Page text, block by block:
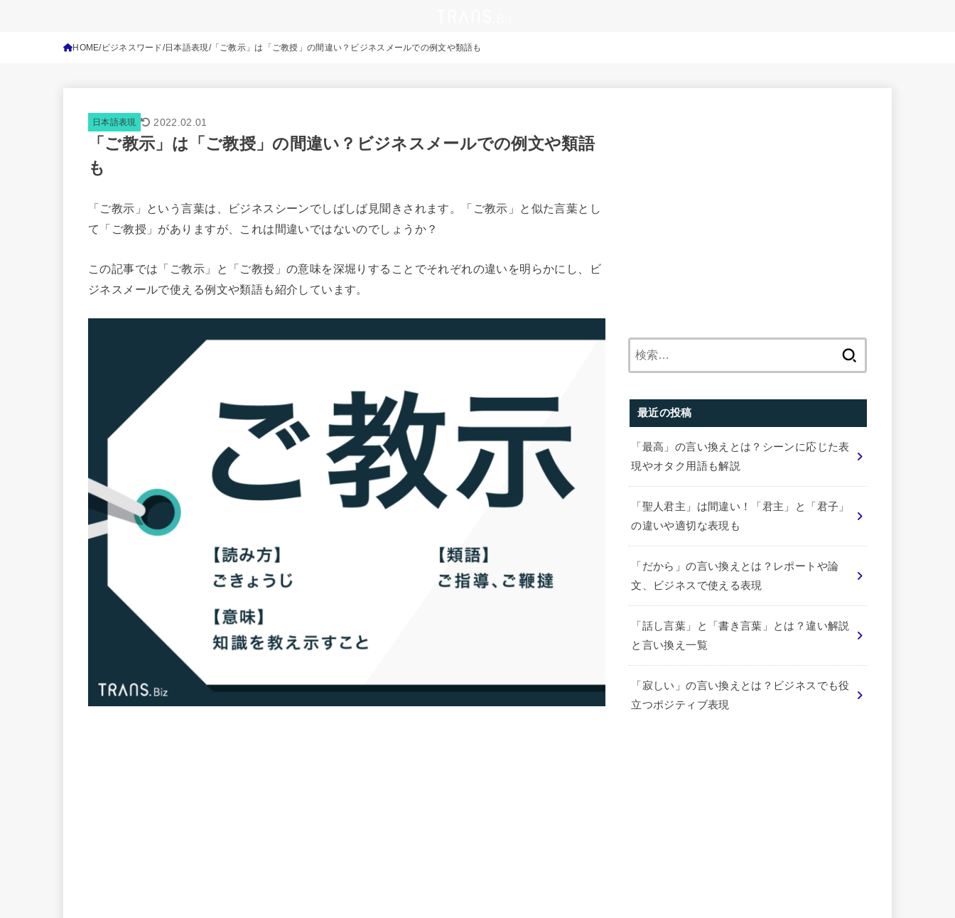
HOME ビジネスワード 日本語表現 「ご教示」は「ご教授」の間違い？ビジネスメールでの例文や類語も
日本語表現 2022.02.01
「ご教示」は「ご教授」の間違い？ビジネスメールでの例文や類語
も
「ご教示」という言葉は、ビジネスシーンでしばしば見聞きされます。「ご教示」と似た言葉とし
て「ご教授」がありますが、これは間違いではないのでしょうか？
この記事では「ご教示」と「ご教授」の意味を深堀りすることでそれぞれの違いを明らかにし、ビ
ジネスメールで使える例文や類語も紹介しています。
最近の投稿
「最高」の言い換えとは？シーンに応じた表
現やオタク用語も解説
「聖人君主」は間違い！「君主」と「君子」
の違いや適切な表現も
「だから」の言い換えとは？レポートや論
文、ビジネスで使える表現
「話し言葉」と「書き言葉」とは？違い解説
と言い換え一覧
「寂しい」の言い換えとは？ビジネスでも役
立つポジティブ表現